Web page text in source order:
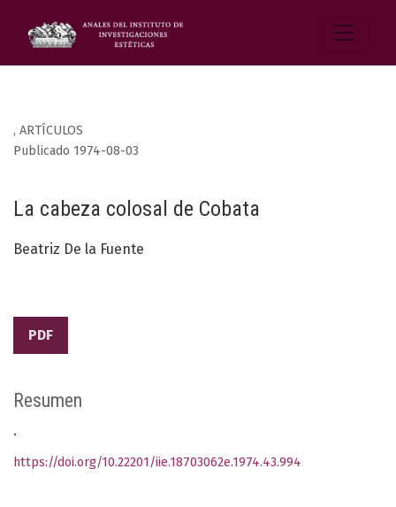
, ARTÍCULOS
La cabeza colosal de Cobata
Publicado 1974-08-03
Beatriz De la Fuente
PDF
Resumen
.
https://doi.org/10.22201/iie.18703062e.1974.43.994